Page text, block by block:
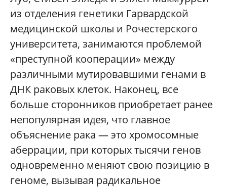
из отделения генетики Гарвардской
медицинской школы и Рочестерского
университета, занимаются проблемой
«преступной кооперации» между
различными мутировавшими генами в
ДНК раковых клеток. Наконец, все
больше сторонников приобретает ранее
непопулярная идея, что главное
объяснение рака — это хромосомные
аберрации, при которых тысячи генов
одновременно меняют свою позицию в
геноме, вызывая радикальное